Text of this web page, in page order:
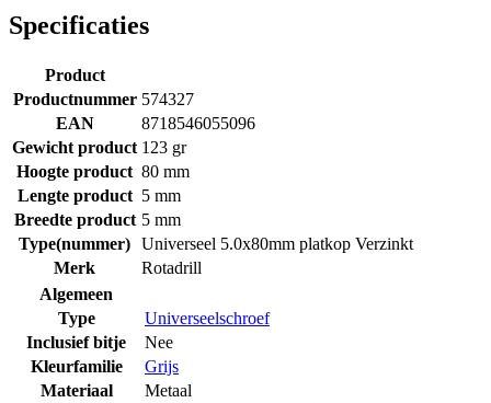
Specificaties
Product
Productnummer 574327
EAN
8718546055096
Gewicht product 123 gr
Hoogte product 80 mm
Lengte product 5 mm
Breedte product 5 mm
Type(nummer) Universeel 5.0x80mm platkop Verzinkt
Merk
Rotadrill
Algemeen
Type
Universeelschroef
Inclusief bitje
Nee
Kleurfamilie
Grijs
Materiaal
Metaal